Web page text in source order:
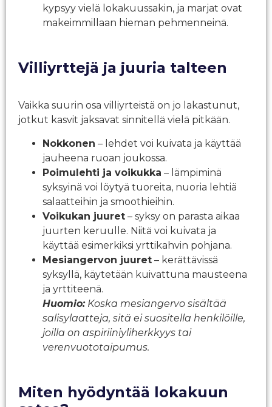
kypsyy vielä lokakuussakin, ja marjat ovat
makeimmillaan hieman pehmenneinä.
Villiyrttejä ja juuria talteen
Vaikka suurin osa villiyrteistä on jo lakastunut,
jotkut kasvit jaksavat sinnitellä vielä pitkään.
Nokkonen – lehdet voi kuivata ja käyttää
jauheena ruoan joukossa.
Poimulehti ja voikukka – lämpiminä
syksyinä voi löytyä tuoreita, nuoria lehtiä
salaatteihin ja smoothieihin.
Voikukan juuret – syksy on parasta aikaa
juurten keruulle. Niitä voi kuivata ja
käyttää esimerkiksi yrttikahvin pohjana.
Mesiangervon juuret – kerättävissä
syksyllä, käytetään kuivattuna mausteena
ja yrttiteenä.
Huomio:Koska mesiangervo sisältää
salisylaatteja, sitä ei suositella henkilöille,
joilla on aspiriiniyliherkkyys tai
verenvuototaipumus.
Miten hyödyntää lokakuun